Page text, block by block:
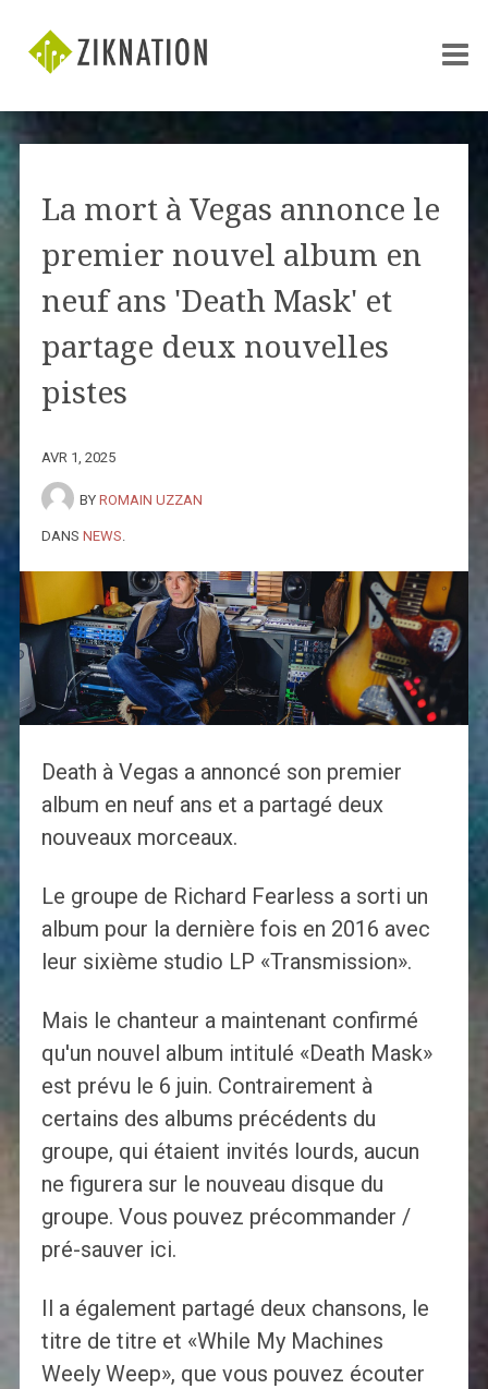
La mort à Vegas annonce le
premier nouvel album en
neuf ans 'Death Mask' et
partage deux nouvelles
pistes
AVR 1, 2025
BY ROMAIN UZZAN
DANS NEWS
Death à Vegas a annoncé son premier
album en neuf ans et a partagé deux
nouveaux morceaux.
Le groupe de Richard Fearless a sorti un
album pour la dernière fois en 2016 avec
leur sixième studio LP «Transmission».
Mais le chanteur a maintenant confirmé
qu'un nouvel album intitulé «Death Mask»
est prévu le 6 juin. Contrairement à
certains des albums précédents du
groupe, qui étaient invités lourds, aucun
ne figurera sur le nouveau disque du
groupe. Vous pouvez précommander /
pré-sauver ici.
Il a également partagé deux chansons, le
titre de titre et «While My Machines
Weely Weep», que vous pouvez écouter